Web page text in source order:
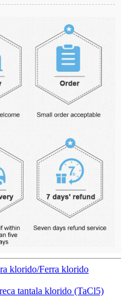
klorido/Ferra klorido
tantala klorido (TaCl5)